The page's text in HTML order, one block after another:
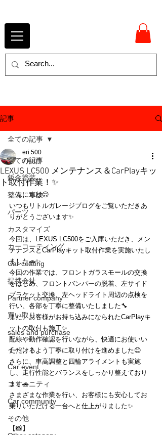
記事
全ての記事
鈑金塗装
整備、車検
パーツ
カスタマイズ
カーコーティング
Car coating
提携会社
Partner company
買い取り
sales and purchase
イベント
Car event
コミュニティ
Car community
その他
全ての記事
LEXUS LC500 メンテナンス＆CarPlayキッ
ト取付作業！✨
eri 500
7月8日
こんにちは😊
いつもリトルガレージブログをご覧いただきあ
りがとうございます✨
今回は、LEXUS LC500をご入庫いただき、メン
テナンスとCarPlayキット取付作業を実施いたし
ました🚗✨
今回の作業では、フロントガラスモールの交換
をはじめ、フロントバンパーの脱着、左サイド
ブラケット交換、左ヘッドライト周辺の点検を
行い、各部を丁寧に整備いたしました🔧
また、お客様がお持ち込みになられたCarPlayキ
ットの取付も施工✨
配線や動作確認を行いながら、快適にお使いい
ただけるよう丁寧に取り付けを進めました😊
さらに、車高調整と四輪アライメントも実施
し、走行性能とバランスをしっかり整えており
ます🚗
さまざまな作業を行い、お客様にも安心してお
乗りいただける一台へと仕上がりました✨
【📸】